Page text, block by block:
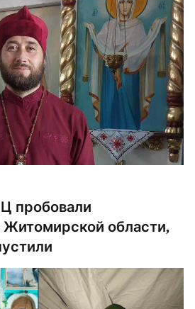
пробовали
Житомирской области,